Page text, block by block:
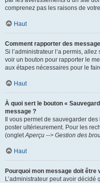
comprenez pas les raisons de
Haut
Comment rapporter des
Si l’administrateur l’a permis,
voir un bouton pour rapporter le
aux étapes nécessaires pour le
Haut
À quoi sert le bouton «
message ?
Il vous permet de sauvegarder
poster ultérieurement. Pour les
(ongletAperçu --> Gestion des
Haut
Pourquoi mon message doit être
L’administrateur peut avoir décidé